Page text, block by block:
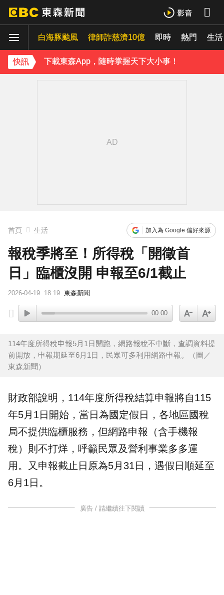
白海豚颱風 律師詐慈濟10億 即時 熱門 生活
快訊
《理財達人秀》X 安聯投信免費講座報名中！搶先卡位 2027
下載東森App，隨時掌握天下大小事！
首頁 生活 加入為 Google 偏好來源
報稅季將至！所得稅「開徵首
日」臨櫃沒開 申報至6/1截止
2026-04-19 18:19 東森新聞
00:00
114年度所得稅申報5月1日開跑，網路報稅不中斷，查調資料提
前開放，申報期延至6月1日，民眾可多利用網路申報。（圖／
東森新聞）
財政部說明， 114年度所得稅結算申報將自115
年5月1日開始，當日為國定假日，各地區國稅
局不提供臨櫃服務，但網路申報（含手機報
稅）則不打烊，呼籲民眾及營利事業多多運
用。又申報截止日原為5月31日，遇假日順延至
6月1日。
廣告 / 請繼續往下閱讀